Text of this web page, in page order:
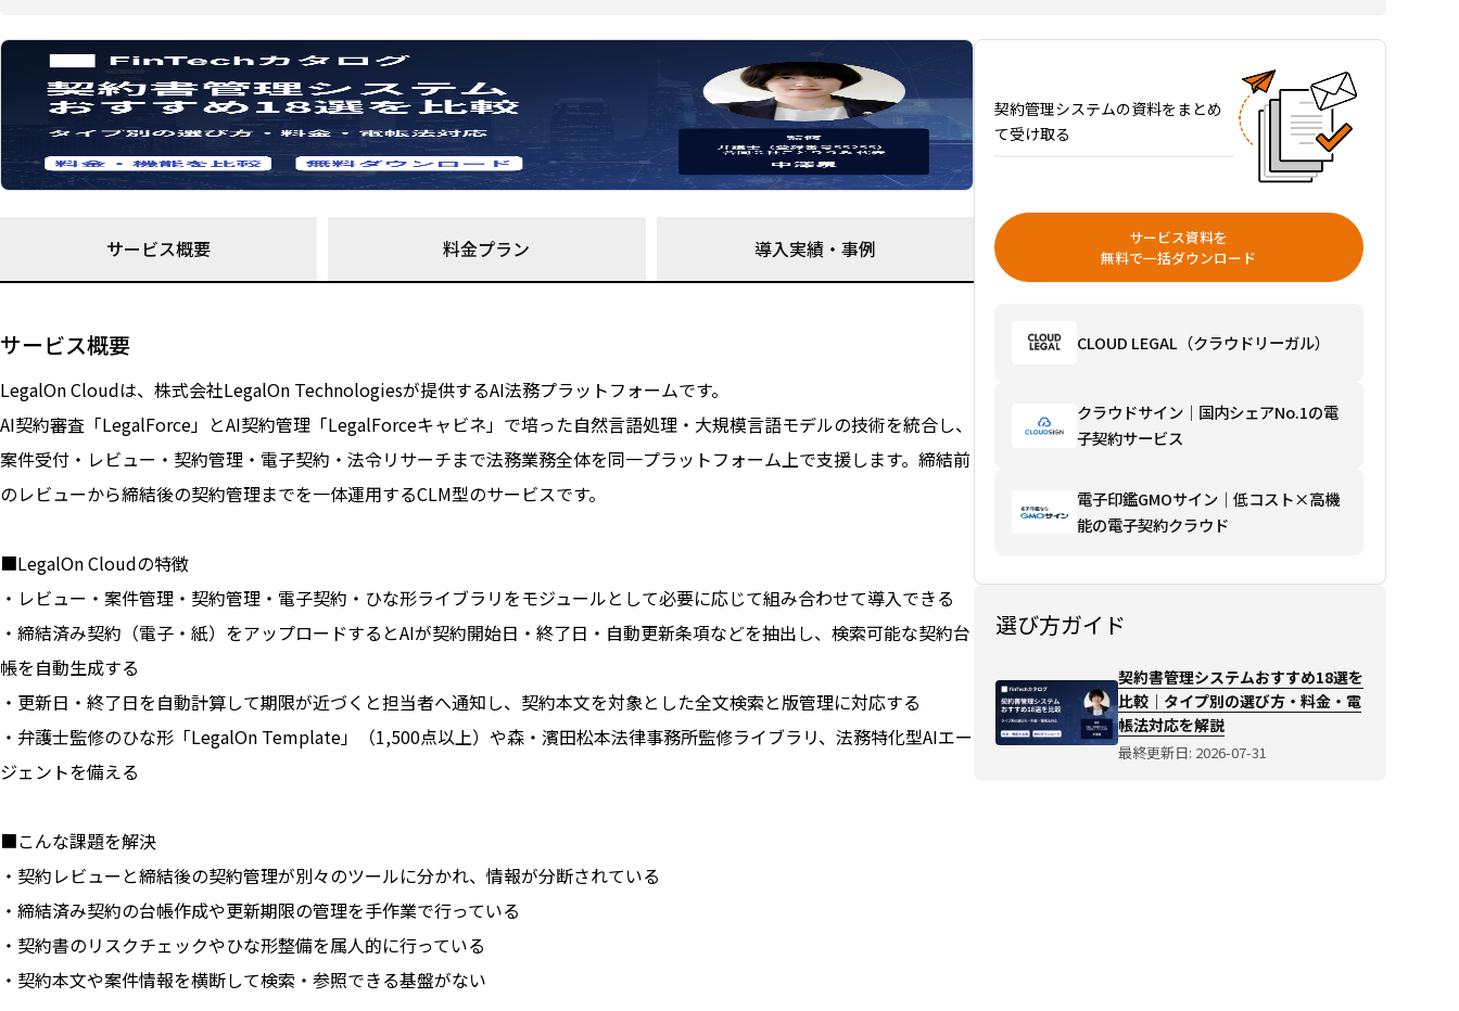
比較
｜タ
方・
料
金・
サービス概要 料金プラン 導入実績・事例
サービス概要
LegalOn Cloudは、株式会社LegalOn Technologiesが提供するAI法務プラットフォームです。
AI契約審査「LegalForce」とAI契約管理「LegalForceキャビネ」で培った自然言語処理・大規模言語モデルの技術を統合し、
案件受付・レビュー・契約管理・電子契約・法令リサーチまで法務業務全体を同一プラットフォーム上で支援します。締結前
のレビューから締結後の契約管理までを一体運用するCLM型のサービスです。
■LegalOn Cloudの特徴
・レビュー・案件管理・契約管理・電子契約・ひな形ライブラリをモジュールとして必要に応じて組み合わせて導入できる
・締結済み契約（電子・紙）をアップロードするとAIが契約開始日・終了日・自動更新条項などを抽出し、検索可能な契約台
帳を自動生成する
・更新日・終了日を自動計算して期限が近づくと担当者へ通知し、契約本文を対象とした全文検索と版管理に対応する
・弁護士監修のひな形「LegalOn Template」（1,500点以上）や森・濱田松本法律事務所監修ライブラリ、法務特化型AIエー
ジェントを備える
■こんな課題を解決
・契約レビューと締結後の契約管理が別々のツールに分かれ、情報が分断されている
・締結済み契約の台帳作成や更新期限の管理を手作業で行っている
・契約書のリスクチェックやひな形整備を属人的に行っている
・契約本文や案件情報を横断して検索・参照できる基盤がない
契約管理システムの資料をまとめ
て受け取る
サービス資料を
無料で一括ダウンロード
CLOUD LEGAL（クラウドリーガル）
クラウドサイン｜国内シェアNo.1の電
子契約サービス
電子印鑑GMOサイン｜低コスト×高機
能の電子契約クラウド
選び方ガイド
契約書管理システムおすすめ18選を
比較｜タイプ別の選び方・料金・電
帳法対応を解説
最終更新日: 2026-07-31